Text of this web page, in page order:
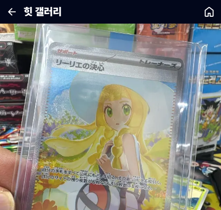
힛 갤러리